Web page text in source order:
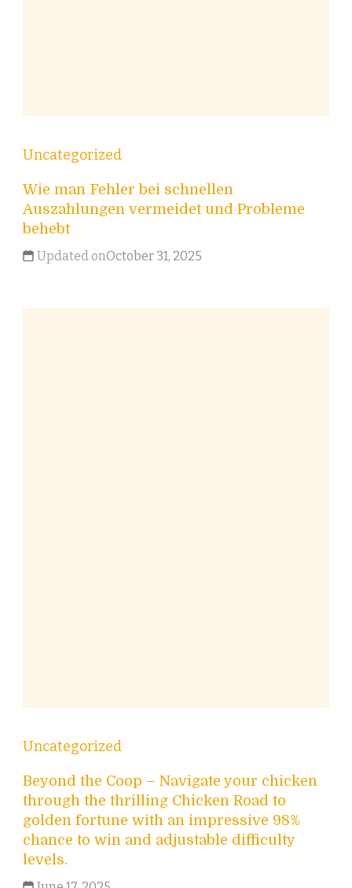
Uncategorized
Wie man Fehler bei schnellen
Auszahlungen vermeidet und Probleme
behebt
Updated onOctober 31, 2025
Uncategorized
Beyond the Coop – Navigate your chicken
through the thrilling Chicken Road to
golden fortune with an impressive 98%
chance to win and adjustable difficulty
levels.